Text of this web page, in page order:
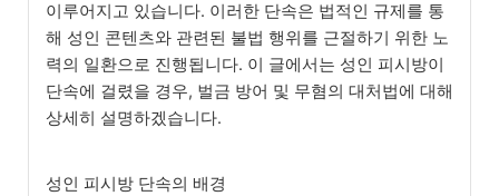
이루어지고 있습니다. 이러한 단속은 법적인 규제를 통
해 성인 콘텐츠와 관련된 불법 행위를 근절하기 위한 노
력의 일환으로 진행됩니다. 이 글에서는 성인 피시방이
단속에 걸렸을 경우, 벌금 방어 및 무혐의 대처법에 대해
상세히 설명하겠습니다.
성인 피시방 단속의 배경